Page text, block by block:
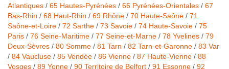
Atlantiques / 65 Hautes-Pyrénées / 66 Pyrénées-Orientales / 67
Bas-Rhin / 68 Haut-Rhin / 69 Rhône / 70 Haute-Saône / 71
Saône-et-Loire / 72 Sarthe / 73 Savoie / 74 Haute-Savoie / 75
Paris / 76 Seine-Maritime / 77 Seine-et-Marne / 78 Yvelines / 79
Deux-Sèvres / 80 Somme / 81 Tarn / 82 Tarn-et-Garonne / 83 Var
/ 84 Vaucluse / 85 Vendée / 86 Vienne / 87 Haute-Vienne / 88
Vosges / 89 Yonne / 90 Territoire de Belfort / 91 Essonne / 92